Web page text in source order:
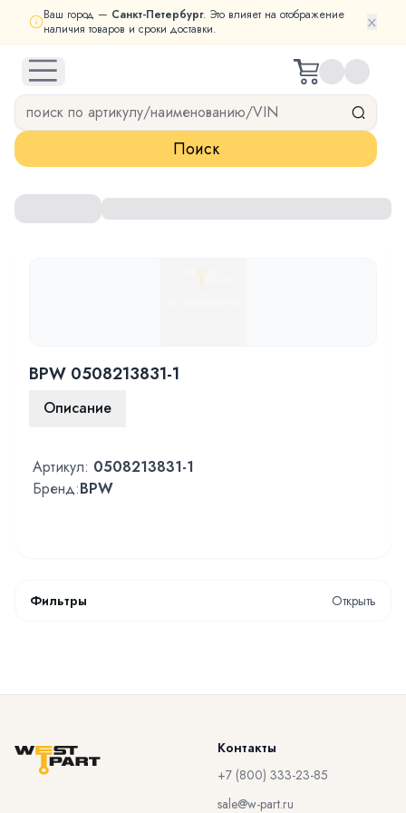
Ваш город — Санкт-Петербург. Это влияет на отображение
наличия товаров и сроки доставки.
×
open navigation menu
Поиск
BPW 0508213831-1
Описание
Артикул: 0508213831-1
Бренд:BPW
Фильтры Открыть
Контакты
+7 (800) 333-23-85
sale@w-part.ru